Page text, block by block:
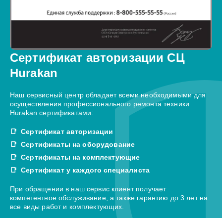
Сертификат авторизации СЦ
Hurakan
Наш сервисный центр обладает всеми необходимыми для
осуществления профессионального ремонта техники
Hurakan сертификатами:
Сертификат авторизации
Сертификаты на оборудование
Сертификаты на комплектующие
Сертификат у каждого специалиста
При обращении в наш сервис клиент получает
компетентное обслуживание, а также гарантию до 3 лет на
все виды работ и комплектующих.